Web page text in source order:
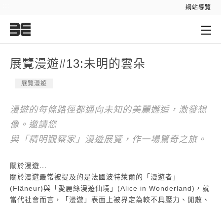
網站導覽
展覽漫遊#13:未明的雲朵
展覽漫遊
漫遊的每條路徑都通向未知的美麗邂逅，激發想
像。邀請您
與「精明觀察家」漫遊展覽，作一場驚奇之旅。
關於漫遊...
關於漫遊最常被提及的是法國波特萊爾的「漫遊者」
(Flâneur)與「愛麗絲漫遊仙境」(Alice in Wonderland)，就
當代社會而言，「漫遊」表面上被界定為較不具壓力、閒散、